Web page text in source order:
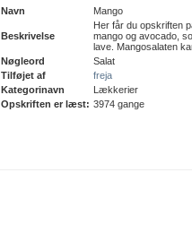
Navn Mango
Beskrivelse
Her får du opskriften
mango og avocado,
lave. Mangosalaten
Nøgleord
Salat
Tilføjet af
freja
Kategorinavn
Lækkerier
Opskriften er læst: 3974 gange